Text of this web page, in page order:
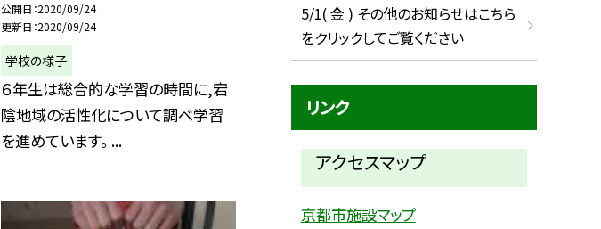
公開日 2020/09/24
更新日 2020/09/24
学校の様子
６年生は総合的な学習の時間に,宕
陰地域の活性化について調べ学習
を進めています。 ...
5/1( 金 ) その他のお知らせはこちら
をクリックしてご覧ください
リンク
アクセスマップ
京都市施設マップ